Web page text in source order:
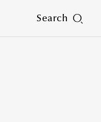
Search